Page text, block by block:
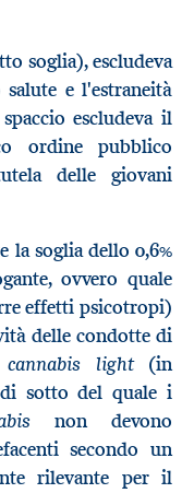
soglia), escludeva
e l'estraneità
escludeva il
ordine pubblico
delle giovani
la soglia dello 0,6%
ovvero quale
effetti psicotropi)
delle condotte di
cannabis light(in
sotto del quale i
non devono
secondo un
rilevante per il